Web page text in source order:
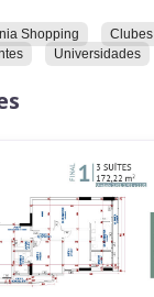
Shopping Clubes
Universidades